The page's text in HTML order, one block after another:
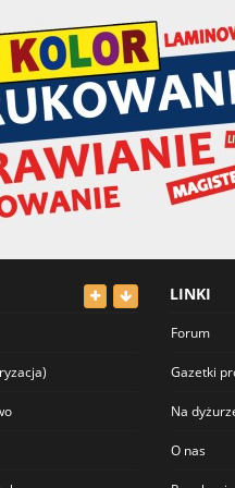
LINKI
Forum
Gazetki
Na
O nas